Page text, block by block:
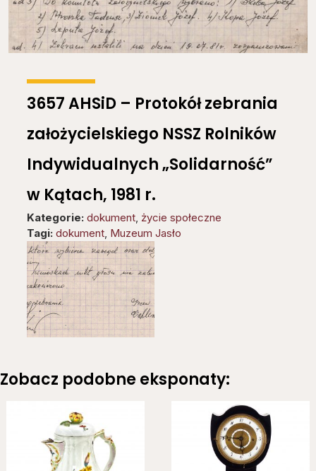
3657 AHSiD – Protokół zebrania
założycielskiego NSSZ Rolników
Indywidualnych „Solidarność”
w Kątach, 1981 r.
Kategorie: dokument, życie społeczne
Tagi: dokument, Muzeum Jasło
Zobacz podobne eksponaty: